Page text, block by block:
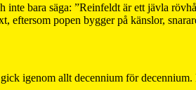
bara säga: ”Reinfeldt är ett jävla
popen bygger på känslor,
igenom allt decennium för